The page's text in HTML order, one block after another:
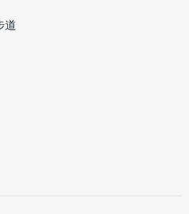
道